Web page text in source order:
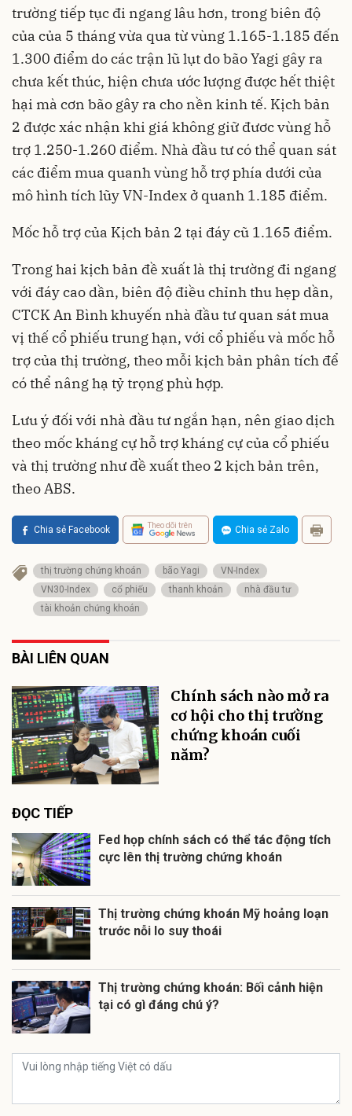
trường tiếp tục đi ngang lâu hơn, trong biên độ
của của 5 tháng vừa qua từ vùng 1.165-1.185 đến
1.300 điểm do các trận lũ lụt do bão Yagi gây ra
chưa kết thúc, hiện chưa ước lượng được hết thiệt
hại mà cơn bão gây ra cho nền kinh tế. Kịch bản
2 được xác nhận khi giá không giữ đươc vùng hỗ
trợ 1.250-1.260 điểm. Nhà đầu tư có thể quan sát
các điểm mua quanh vùng hỗ trợ phía dưới của
mô hình tích lũy VN-Index ở quanh 1.185 điểm.
Mốc hỗ trợ của Kịch bản 2 tại đáy cũ 1.165 điểm.
Trong hai kịch bản đề xuất là thị trường đi ngang
với đáy cao dần, biên độ điều chỉnh thu hẹp dần,
CTCK An Bình khuyến nhà đầu tư quan sát mua
vị thế cổ phiếu trung hạn, với cổ phiếu và mốc hỗ
trợ của thị trường, theo mỗi kịch bản phân tích để
có thể nâng hạ tỷ trọng phù hợp.
Lưu ý đối với nhà đầu tư ngắn hạn, nên giao dịch
theo mốc kháng cự hỗ trợ kháng cự của cổ phiếu
và thị trường như đề xuất theo 2 kịch bản trên,
theo ABS.
Chia sẻ Facebook Theo dõi trên Chia sẻ Zalo
thị trường chứng khoán bão Yagi
VN-Index
VN30-Index
cổ phiếu thanh khoản
nhà đầu tư
tài khoản chứng khoán
BÀI LIÊN QUAN
Chính sách nào mở ra
cơ hội cho thị trường
chứng khoán cuối
năm?
ĐỌC TIẾP
Fed họp chính sách có thể tác động tích
cực lên thị trường chứng khoán
Thị trường chứng khoán Mỹ hoảng loạn
trước nỗi lo suy thoái
Thị trường chứng khoán: Bối cảnh hiện
tại có gì đáng chú ý?